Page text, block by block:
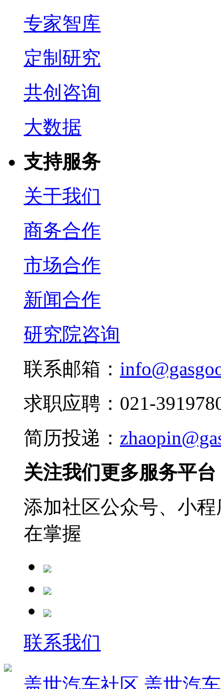
专家智库
定制研究
共创咨询
大数据
支持服务
关于我们
商务合作
市场合作
新闻合作
研究院咨询
联系邮箱：
求职应聘：021-
简历投递：
关注我们更多服务平台
添加社区公众号、小
在掌握
联系我们
盖世汽车社区 盖世汽